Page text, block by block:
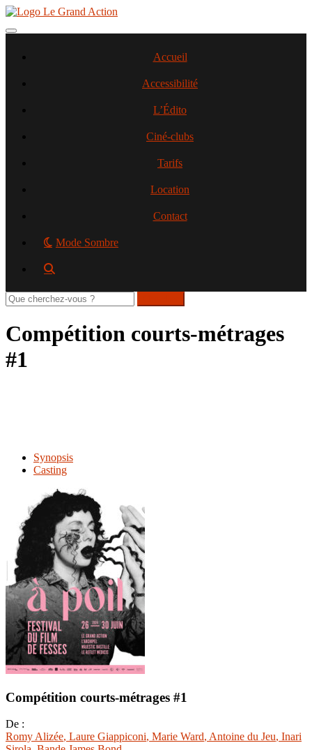
Aller
contenu
Toggle navigation
Accueil
Accessibilité
L’Édito
Ciné-clubs
Tarifs
Location
Contact
Mode Sombre
Rechercher
sur
site
Compétition courts-métrages
#1
Synopsis
Casting
Compétition courts-métrages #1
De :
Romy Alizée, Laure Giappiconi, Marie Ward, Antoine du Jeu, Inari